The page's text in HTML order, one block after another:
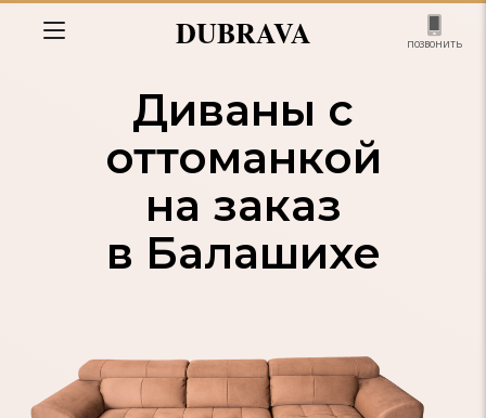
DUBRAVA позвонить
Диваны с
оттоманкой
на заказ
в Балашихе